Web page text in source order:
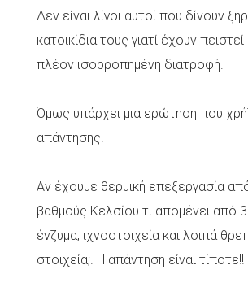
Δεν είναι λίγοι αυτοί που δίνουν
κατοικίδια τους γιατί έχουν πειστεί
πλέον ισορροπημένη διατροφή.
Όμως υπάρχει μια ερώτηση που
απάντησης.
Αν έχουμε θερμική επεξεργασία
βαθμούς Κελσίου τι απομένει από
ένζυμα, ιχνοστοιχεία και λοιπά
στοιχεία;. Η απάντηση είναι τίποτε!!